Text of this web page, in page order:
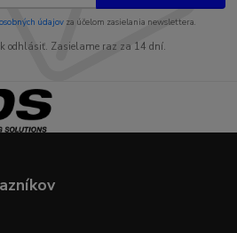
údajov za účelom zasielania newslettera.
odhlásiť. Zasielame raz za 14 dní.